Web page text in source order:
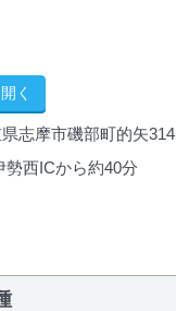
く
志摩市磯部町的矢314
西ICから約40分